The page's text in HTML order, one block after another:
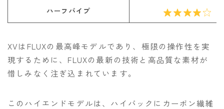
ハーフパイプ
XVはFLUXの最高峰モデルであり、極限の操作性を実
現するために、FLUXの最新の技術と高品質な素材が
惜しみなく注ぎ込まれています。
このハイエンドモデルは、ハイバックにカーボン繊維